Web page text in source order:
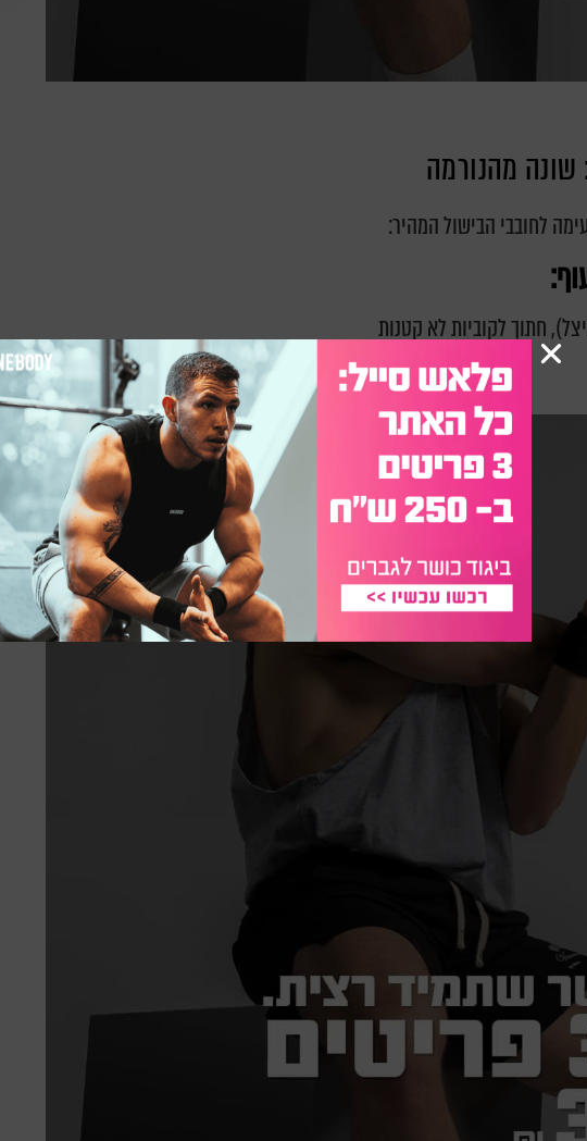
מהנורמה
לחובבי הבישול המהיר: